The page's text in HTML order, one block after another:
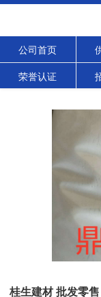
公司首页
荣誉认证
桂生建材 批发零